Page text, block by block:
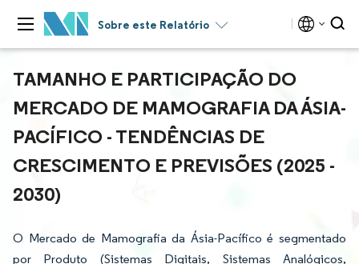
Sobre este Relatório
TAMANHO E PARTICIPAÇÃO DO
MERCADO DE MAMOGRAFIA DA ÁSIA-
PACÍFICO - TENDÊNCIAS DE
CRESCIMENTO E PREVISÕES (2025 -
2030)
O Mercado de Mamografia da Ásia-Pacífico é segmentado
por Produto (Sistemas Digitais, Sistemas Analógicos,